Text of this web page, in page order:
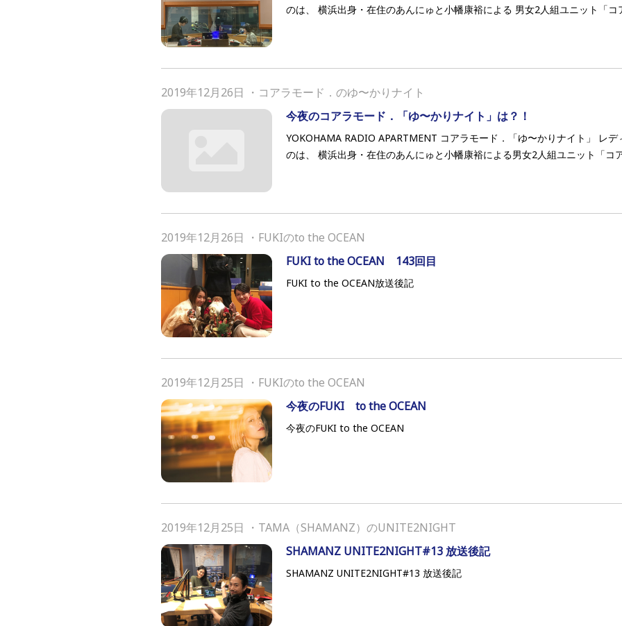
のは、 横浜出身・在住のあんにゅと小幡康裕による 男女2人組ユニット「コ
2019年12月26日 ・ コアラモード．のゆ〜かりナイト
今夜のコアラモード．「ゆ〜かりナイト」は？！
YOKOHAMA RADIO APARTMENT コアラモード．「ゆ〜かりナイト」 レ
のは、 横浜出身・在住のあんにゅと小幡康裕による男女2人組ユニット「コ
2019年12月26日 ・ FUKIのto the OCEAN
FUKI to the OCEAN 143回目
FUKI to the OCEAN放送後記
2019年12月25日 ・ FUKIのto the OCEAN
今夜のFUKI to the OCEAN
今夜のFUKI to the OCEAN
2019年12月25日 ・ TAMA（SHAMANZ）のUNITE2NIGHT
SHAMANZ UNITE2NIGHT#13 放送後記
SHAMANZ UNITE2NIGHT#13 放送後記